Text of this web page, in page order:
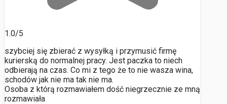
1.0/5
szybciej się zbierać z wysyłką i przymusić firmę
kurierską do normalnej pracy. Jest paczka to niech
odbierają na czas. Co mi z tego że to nie wasza wina,
schodów jak nie ma tak nie ma.
Osoba z którą rozmawiałem dość niegrzecznie ze mną
rozmawiała